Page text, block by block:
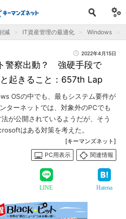
減 IT資産管理の最適化 Windows
2022年4月15日
警察出動？ 強硬手段で
起きること：657th Lap
OSの中でも、最もシステム要件が
ターネットでは、対象外のPCでも
が公開されているようだが、そう
はある対策を考えた。
[キーマンズネット]
PC用表示
関連情報
LINE Hatena